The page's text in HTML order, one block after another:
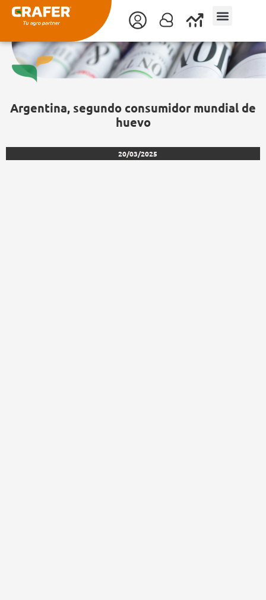
contenido
Argentina, segundo consumidor mundial de
huevo
20/03/2025